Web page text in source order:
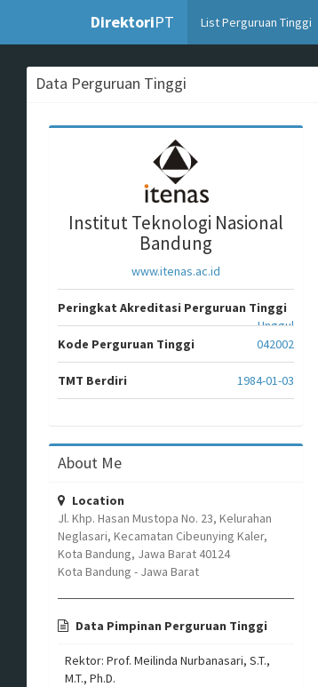
DirektoriPT List Perguruan Tinggi
Data Perguruan Tinggi
Institut Teknologi Nasional
Bandung
www.itenas.ac.id
Peringkat Akreditasi Perguruan Tinggi
Unggul
Kode Perguruan Tinggi
042002
TMT Berdiri 1984-01-03
About Me
Location
Jl. Khp. Hasan Mustopa No. 23, Kelurahan
Neglasari, Kecamatan Cibeunying Kaler,
Kota Bandung, Jawa Barat 40124
Kota Bandung - Jawa Barat
Data Pimpinan Perguruan Tinggi
Rektor: Prof. Meilinda Nurbanasari, S.T.,
M.T., Ph.D.